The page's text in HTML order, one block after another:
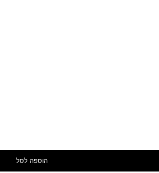
הוספה לסל